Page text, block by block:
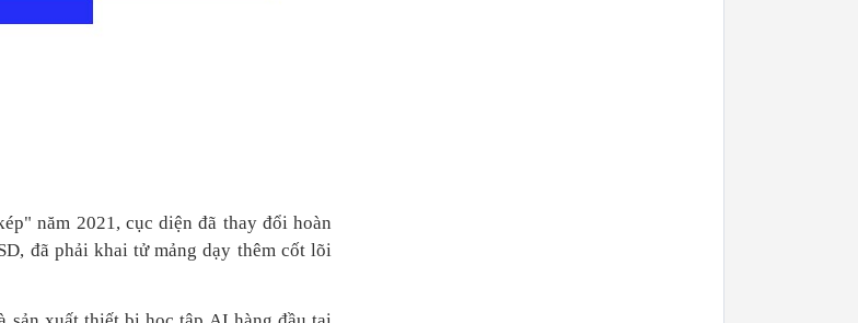
năm 2021, cục diện đã thay đổi hoàn
đã phải khai tử mảng dạy thêm cốt lõi